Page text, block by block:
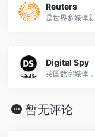
Reuters
Digital Spy
暂无评论